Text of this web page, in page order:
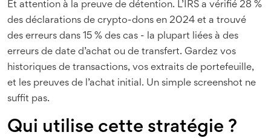
Et attention à la preuve de détention. L’IRS a vérifié 28 %
des déclarations de crypto-dons en 2024 et a trouvé
des erreurs dans 15 % des cas - la plupart liées à des
erreurs de date d’achat ou de transfert. Gardez vos
historiques de transactions, vos extraits de portefeuille,
et les preuves de l’achat initial. Un simple screenshot ne
suffit pas.
Qui utilise cette stratégie ?